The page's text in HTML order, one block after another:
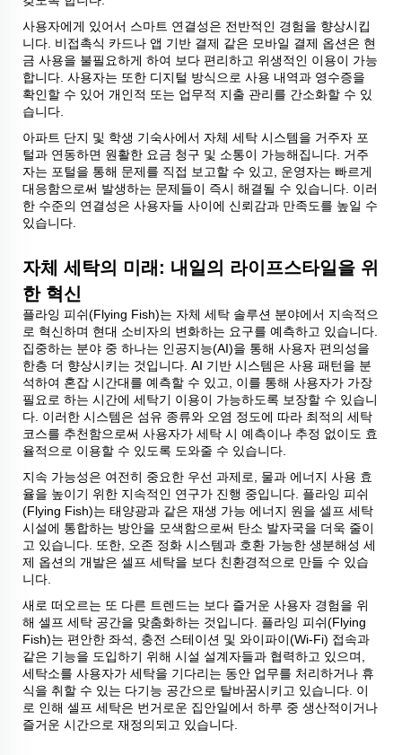
사용자에게 있어서 스마트 연결성은 전반적인 경험을 향상시킵
니다. 비접촉식 카드나 앱 기반 결제 같은 모바일 결제 옵션은 현
금 사용을 불필요하게 하여 보다 편리하고 위생적인 이용이 가능
합니다. 사용자는 또한 디지털 방식으로 사용 내역과 영수증을
확인할 수 있어 개인적 또는 업무적 지출 관리를 간소화할 수 있
습니다.
아파트 단지 및 학생 기숙사에서 자체 세탁 시스템을 거주자 포
털과 연동하면 원활한 요금 청구 및 소통이 가능해집니다. 거주
자는 포털을 통해 문제를 직접 보고할 수 있고, 운영자는 빠르게
대응함으로써 발생하는 문제들이 즉시 해결될 수 있습니다. 이러
한 수준의 연결성은 사용자들 사이에 신뢰감과 만족도를 높일 수
있습니다.
자체 세탁의 미래: 내일의 라이프스타일을 위
한 혁신
플라잉 피쉬(Flying Fish)는 자체 세탁 솔루션 분야에서 지속적으
로 혁신하며 현대 소비자의 변화하는 요구를 예측하고 있습니다.
집중하는 분야 중 하나는 인공지능(AI)을 통해 사용자 편의성을
한층 더 향상시키는 것입니다. AI 기반 시스템은 사용 패턴을 분
석하여 혼잡 시간대를 예측할 수 있고, 이를 통해 사용자가 가장
필요로 하는 시간에 세탁기 이용이 가능하도록 보장할 수 있습니
다. 이러한 시스템은 섬유 종류와 오염 정도에 따라 최적의 세탁
코스를 추천함으로써 사용자가 세탁 시 예측이나 추정 없이도 효
율적으로 이용할 수 있도록 도와줄 수 있습니다.
지속 가능성은 여전히 중요한 우선 과제로, 물과 에너지 사용 효
율을 높이기 위한 지속적인 연구가 진행 중입니다. 플라잉 피쉬
(Flying Fish)는 태양광과 같은 재생 가능 에너지 원을 셀프 세탁
시설에 통합하는 방안을 모색함으로써 탄소 발자국을 더욱 줄이
고 있습니다. 또한, 오존 정화 시스템과 호환 가능한 생분해성 세
제 옵션의 개발은 셀프 세탁을 보다 친환경적으로 만들 수 있습
니다.
새로 떠오르는 또 다른 트렌드는 보다 즐거운 사용자 경험을 위
해 셀프 세탁 공간을 맞춤화하는 것입니다. 플라잉 피쉬(Flying
Fish)는 편안한 좌석, 충전 스테이션 및 와이파이(Wi-Fi) 접속과
같은 기능을 도입하기 위해 시설 설계자들과 협력하고 있으며,
세탁소를 사용자가 세탁을 기다리는 동안 업무를 처리하거나 휴
식을 취할 수 있는 다기능 공간으로 탈바꿈시키고 있습니다. 이
로 인해 셀프 세탁은 번거로운 집안일에서 하루 중 생산적이거나
즐거운 시간으로 재정의되고 있습니다.